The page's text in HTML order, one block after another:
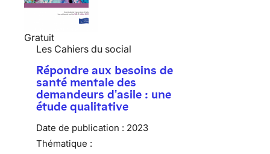
Gratuit
Les Cahiers du social
Répondre aux besoins de
santé mentale des
demandeurs d'asile : une
étude qualitative
Date de publication : 2023
Thématique :